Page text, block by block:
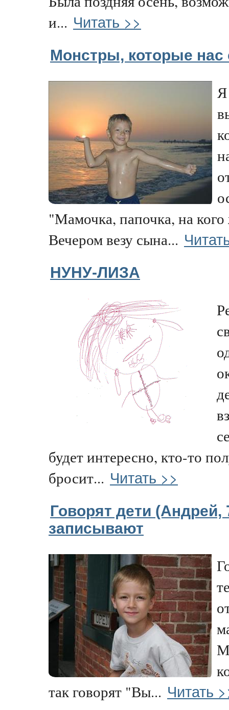
и... Читать >>
Монстры, которые нас
"Мамочка, папочка, на
Вечером везу сына...
НУНУ-ЛИЗА
будет интересно, кто-то
бросит... Читать >>
Говорят дети (Андрей,
записывают
так говорят "Вы... Читать